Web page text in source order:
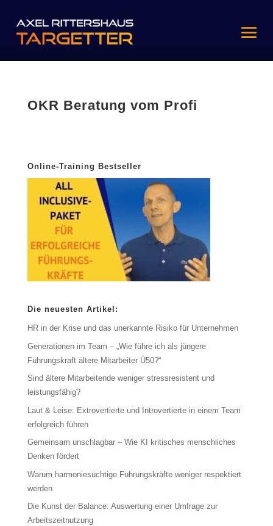
OKR Beratung vom Profi
Online-Training Bestseller
Die neuesten Artikel:
HR in der Krise und das unerkannte Risiko für Unternehmen
Generationen im Team – „Wie führe ich als jüngere
Führungskraft ältere Mitarbeiter Ü50?“
Sind ältere Mitarbeitende weniger stressresistent und
leistungsfähig?
Laut & Leise: Extrovertierte und Introvertierte in einem Team
erfolgreich führen
Gemeinsam unschlagbar – Wie KI kritisches menschliches
Denken fördert
Warum harmoniesüchtige Führungskräfte weniger respektiert
werden
Die Kunst der Balance: Auswertung einer Umfrage zur
Arbeitszeitnutzung